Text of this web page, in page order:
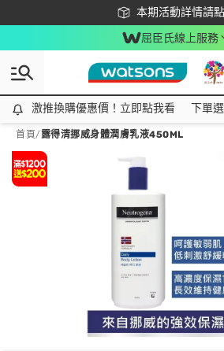
本期活動詳情請
下載app最高回饋
屈臣氏線上服務
激推換購優惠價！立即點我看
激推換購優惠價！立即點我看 下單
首頁/露得清挪威身體潤膚乳液450ML